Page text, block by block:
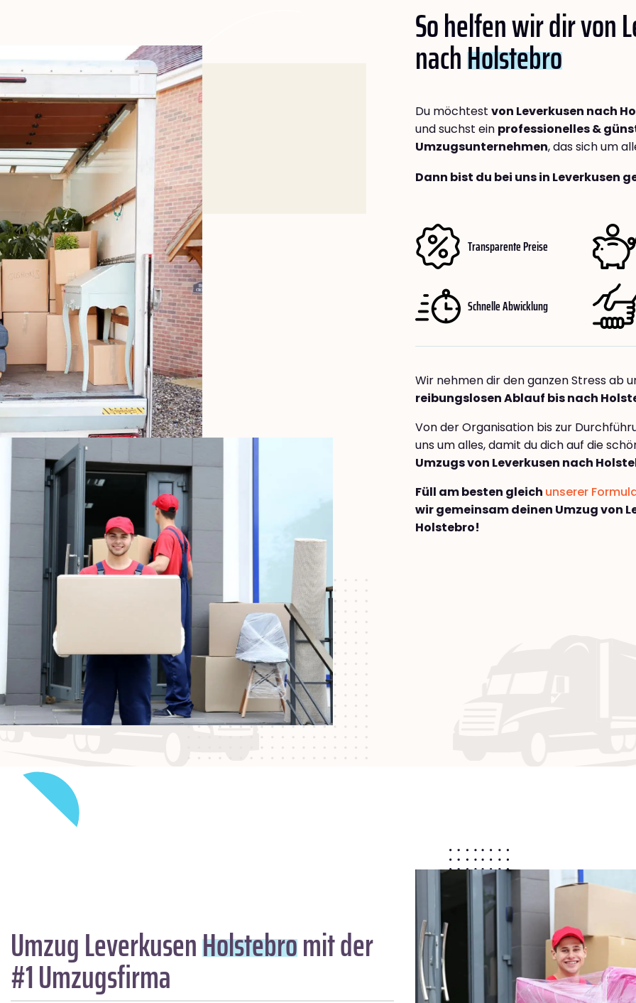
So helfen wir dir von
nachHolstebro
Du möchtest von Leverkusen nach
und suchst ein professionelles &
Umzugsunternehmen, das sich um
Dann bist du bei uns in Leverkusen
Transparente Preise
Schnelle Abwicklung
Wir nehmen dir den ganzen Stress ab
reibungslosen Ablauf bis nach
Von der Organisation bis zur
uns um alles, damit du dich auf die
Umzugs von Leverkusen nach
Füll am besten gleich unserer
wir gemeinsam deinen Umzug von
Holstebro!
Umzug LeverkusenHolstebromit der
#1 Umzugsfirma